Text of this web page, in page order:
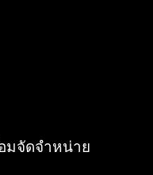
อมจัดจำหน่าย